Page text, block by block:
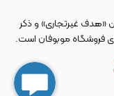
«هدف غیرتجاری» و ذکر
فروشگاه موبوفان است.